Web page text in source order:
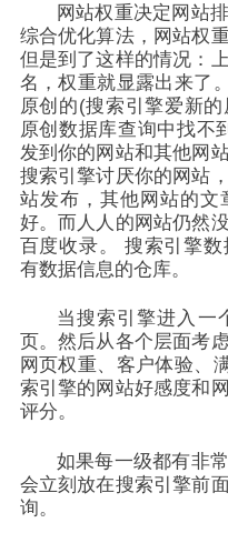
网站权重决定网站
综合优化算法，网站权
但是到了这样的情况：
名，权重就显露出来了
原创的(搜索引擎爱新
原创数据库查询中找不
发到你的网站和其他网
搜索引擎讨厌你的网站
站发布，其他网站的文
好。而人人的网站仍然
百度收录。 搜索引擎
有数据信息的仓库。
当搜索引擎进入一
页。然后从各个层面考
网页权重、客户体验、
索引擎的网站好感度和
评分。
如果每一级都有非
会立刻放在搜索引擎前
询。